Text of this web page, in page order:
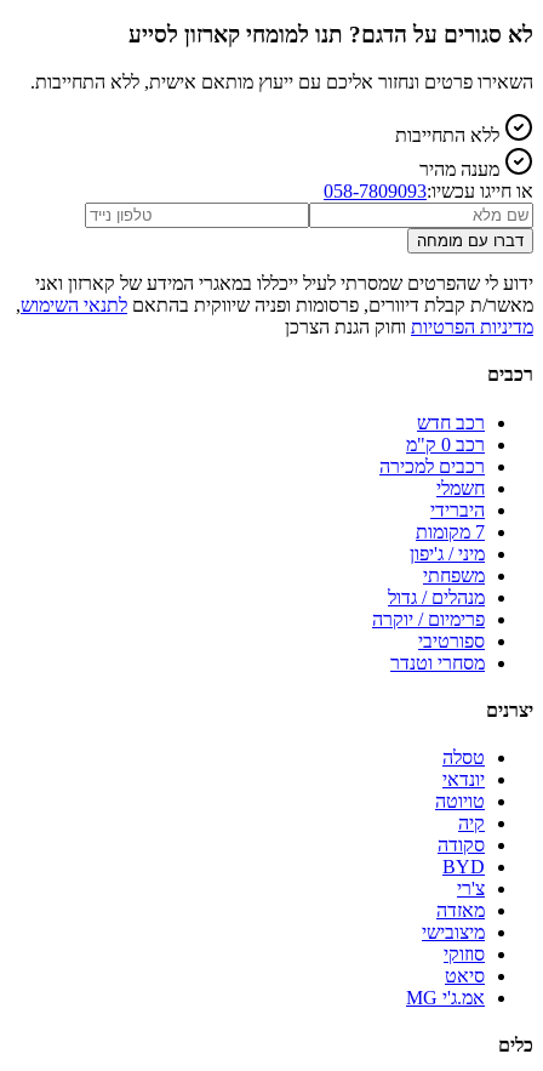
לא סגורים על הדגם? תנו למומחי קארזון לסייע
השאירו פרטים ונחזור אליכם עם ייעוץ מותאם אישית, ללא התחייבות.
ללא התחייבות
מענה מהיר
או חייגו עכשיו:058-7809093
דברו עם מומחה
ידוע לי שהפרטים שמסרתי לעיל ייכללו במאגרי המידע של קארזון ואני
מאשר/ת קבלת דיוורים, פרסומות ופניה שיווקית בהתאם לתנאי השימוש,
מדיניות הפרטיות וחוק הגנת הצרכן
רכבים
רכב חדש
רכב 0 ק"מ
רכבים למכירה
חשמלי
היברידי
7 מקומות
מיני / ג'יפון
משפחתי
מנהלים / גדול
פרימיום / יוקרה
ספורטיבי
מסחרי וטנדר
יצרנים
טסלה
יונדאי
טויוטה
קיה
סקודה
BYD
צ'רי
מאזדה
מיצובישי
סוזוקי
סיאט
אמ.ג'י MG
כלים